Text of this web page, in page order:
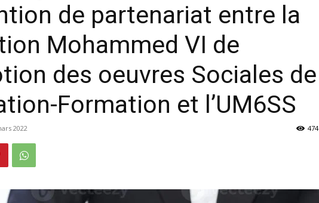
de partenariat entre la
Mohammed VI de
des oeuvres Sociales de
Formation et l’UM6SS
2022 474